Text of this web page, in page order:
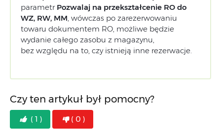
parametr Pozwalaj na przekształcenie RO do
WZ, RW, MM, wówczas po zarezerwowaniu
towaru dokumentem RO, możliwe będzie
wydanie całego zasobu z magazynu,
bez względu na to, czy istnieją inne rezerwacje.
Czy ten artykuł był pomocny?
( 1 ) ( 0 )